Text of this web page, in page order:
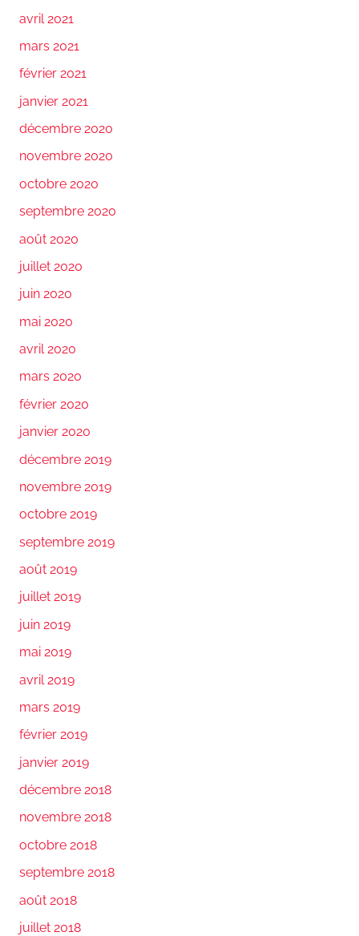
avril 2021
mars 2021
février 2021
janvier 2021
décembre 2020
novembre 2020
octobre 2020
septembre 2020
août 2020
juillet 2020
juin 2020
mai 2020
avril 2020
mars 2020
février 2020
janvier 2020
décembre 2019
novembre 2019
octobre 2019
septembre 2019
août 2019
juillet 2019
juin 2019
mai 2019
avril 2019
mars 2019
février 2019
janvier 2019
décembre 2018
novembre 2018
octobre 2018
septembre 2018
août 2018
juillet 2018